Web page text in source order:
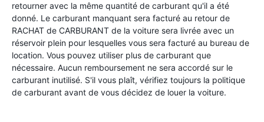
retourner avec la même quantité de carburant qu'il a été
donné. Le carburant manquant sera facturé au retour de
RACHAT de CARBURANT de la voiture sera livrée avec un
réservoir plein pour lesquelles vous sera facturé au bureau de
location. Vous pouvez utiliser plus de carburant que
nécessaire. Aucun remboursement ne sera accordé sur le
carburant inutilisé. S'il vous plaît, vérifiez toujours la politique
de carburant avant de vous décidez de louer la voiture.